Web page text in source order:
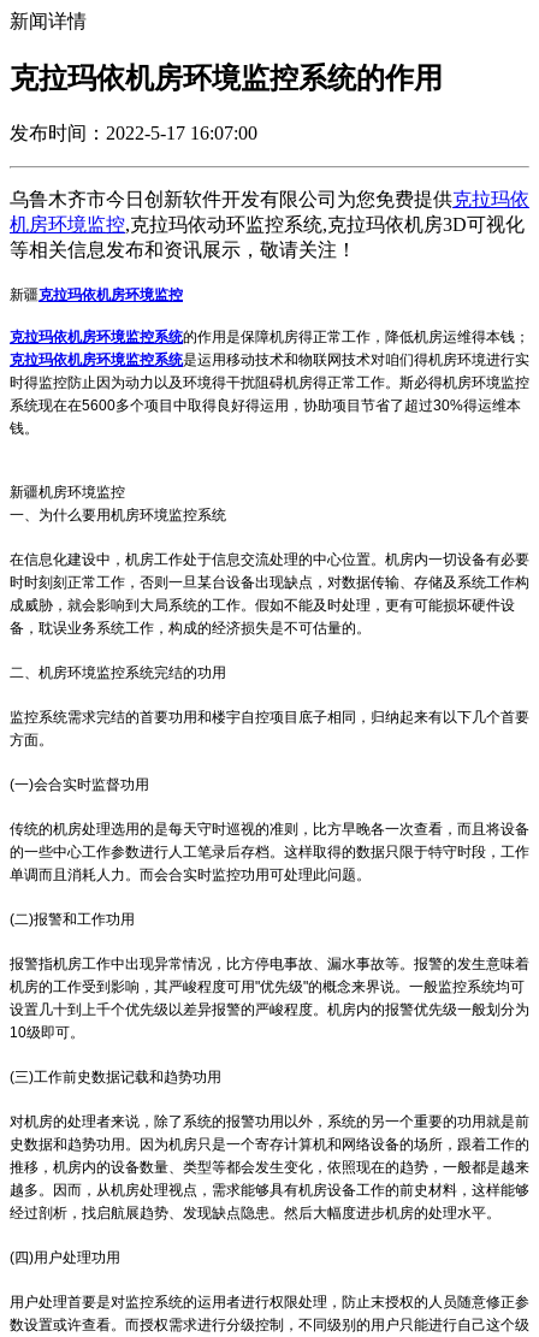
新闻详情
克拉玛依机房环境监控系统的作用
发布时间：2022-5-17 16:07:00
乌鲁木齐市今日创新软件开发有限公司为您免费提供克拉玛依
机房环境监控,克拉玛依动环监控系统,克拉玛依机房3D可视化
等相关信息发布和资讯展示，敬请关注！
新疆克拉玛依机房环境监控
克拉玛依机房环境监控系统的作用是保障机房得正常工作，降低机房运维得本钱；
克拉玛依机房环境监控系统是运用移动技术和物联网技术对咱们得机房环境进行实
时得监控防止因为动力以及环境得干扰阻碍机房得正常工作。斯必得机房环境监控
系统现在在5600多个项目中取得良好得运用，协助项目节省了超过30%得运维本
钱。
新疆机房环境监控
一、为什么要用机房环境监控系统
在信息化建设中，机房工作处于信息交流处理的中心位置。机房内一切设备有必要
时时刻刻正常工作，否则一旦某台设备出现缺点，对数据传输、存储及系统工作构
成威胁，就会影响到大局系统的工作。假如不能及时处理，更有可能损坏硬件设
备，耽误业务系统工作，构成的经济损失是不可估量的。
二、机房环境监控系统完结的功用
监控系统需求完结的首要功用和楼宇自控项目底子相同，归纳起来有以下几个首要
方面。
(一)会合实时监督功用
传统的机房处理选用的是每天守时巡视的准则，比方早晚各一次查看，而且将设备
的一些中心工作参数进行人工笔录后存档。这样取得的数据只限于特守时段，工作
单调而且消耗人力。而会合实时监控功用可处理此问题。
(二)报警和工作功用
报警指机房工作中出现异常情况，比方停电事故、漏水事故等。报警的发生意味着
机房的工作受到影响，其严峻程度可用"优先级"的概念来界说。一般监控系统均可
设置几十到上千个优先级以差异报警的严峻程度。机房内的报警优先级一般划分为
10级即可。
(三)工作前史数据记载和趋势功用
对机房的处理者来说，除了系统的报警功用以外，系统的另一个重要的功用就是前
史数据和趋势功用。因为机房只是一个寄存计算机和网络设备的场所，跟着工作的
推移，机房内的设备数量、类型等都会发生变化，依照现在的趋势，一般都是越来
越多。因而，从机房处理视点，需求能够具有机房设备工作的前史材料，这样能够
经过剖析，找启航展趋势、发现缺点隐患。然后大幅度进步机房的处理水平。
(四)用户处理功用
用户处理首要是对监控系统的运用者进行权限处理，防止末授权的人员随意修正参
数设置或许查看。而授权需求进行分级控制，不同级别的用户只能进行自己这个级